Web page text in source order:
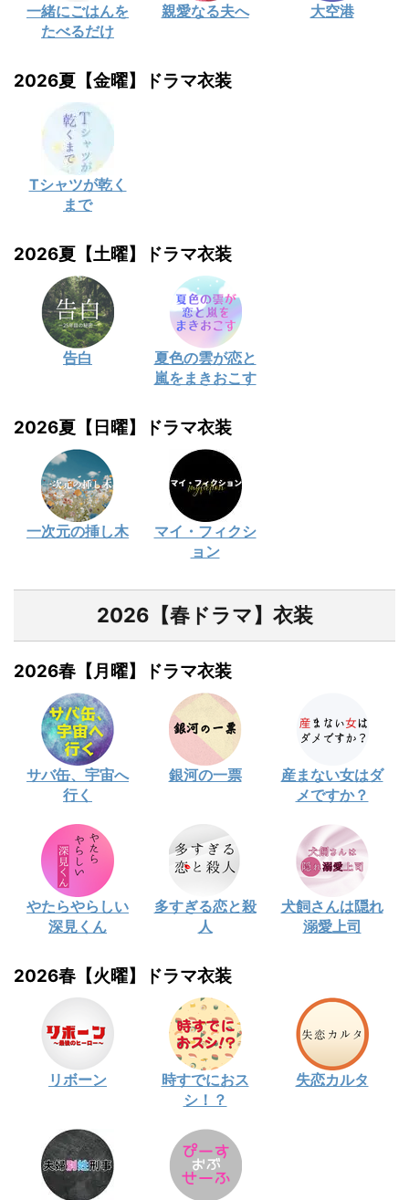
一緒にごはんを
たべるだけ
親愛なる夫へ 大空港
2026夏【金曜】ドラマ衣装
Tシャツが乾く
まで
2026夏【土曜】ドラマ衣装
告白
夏色の雲が恋と
嵐をまきおこす
2026夏【日曜】ドラマ衣装
一次元の挿し木
マイ・フィクシ
ョン
2026【春ドラマ】衣装
2026春【月曜】ドラマ衣装
サバ缶、宇宙へ
行く
銀河の一票
産まない女はダ
メですか？
やたらやらしい
深見くん
多すぎる恋と殺
人
犬飼さんは隠れ
溺愛上司
2026春【火曜】ドラマ衣装
リボーン
時すでにおス
シ！？
失恋カルタ